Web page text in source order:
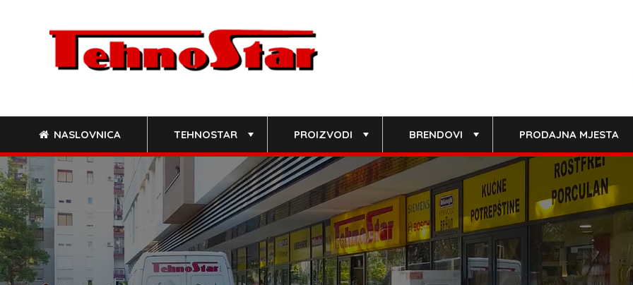
NASLOVNICA TEHNOSTAR PROIZVODI BRENDOVI PRODAJNA MJESTA